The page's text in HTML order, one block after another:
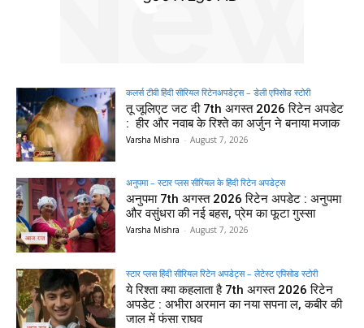
कलर्स टीवी हिंदी सीरियल रिटेनअपडेट्स – डेली एपिसोड स्टोरी
तू जूलिएट जट दी 7th अगस्त 2026 रिटेन अपडेट
: हीर और नवाब के रिश्ते का अर्जुन ने बनाया मजाक
Varsha Mishra - August 7, 2026
अनुपमा – स्टार प्लस सीरियल के हिंदी रिटेन अपडेट्स
अनुपमा 7th अगस्त 2026 रिटेन अपडेट : अनुपमा
और वसुंधरा की नई बहस, प्रेम का फूटा गुस्सा
Varsha Mishra - August 7, 2026
स्टार प्लस हिंदी सीरियल रिटेन अपडेट्स – लेटेस्ट एपिसोड स्टोरी
ये रिश्ता क्या कहलाता है 7th अगस्त 2026 रिटेन
अपडेट : अभीरा अरमान का नया सपना ल, कबीर की
जाल में फंसा राघव